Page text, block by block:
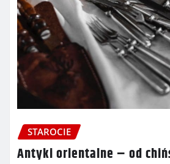
STAROCIE
Antyki orientalne – od